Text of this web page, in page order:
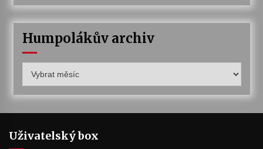
Humpolákův archiv
archiv
Uživatelský box